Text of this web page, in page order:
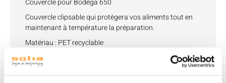
Couvercle pour Bodéga 650
Couvercle clipsable qui protègera vos aliments tout en
maintenant à température la préparation.
Matériau : PET recyclable